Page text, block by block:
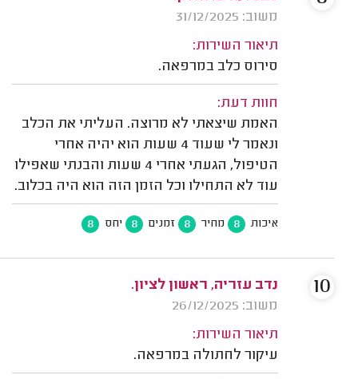
משוב: 31/12/2025
תיאור השירות:
סירוס כלב במרפאה.
חוות דעת:
האמת שיצאתי לא מרוצה. העליתי את הכלב
ונאמר לי שעוד 4 שעות הוא יהיה אחרי
הטיפול, הגעתי אחרי 4 שעות והבנתי שאפילו
עוד לא התחילו וכל הזמן הזה הוא היה בכלוב.
איכות 8 מחיר 8 זמנים 8 יחס 8
נדב עזריה, ראשון לציון.
משוב: 26/12/2025
תיאור השירות:
עיקור לחתולה במרפאה.
10